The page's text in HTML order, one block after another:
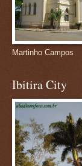
Martinho Campos
Ibitira City